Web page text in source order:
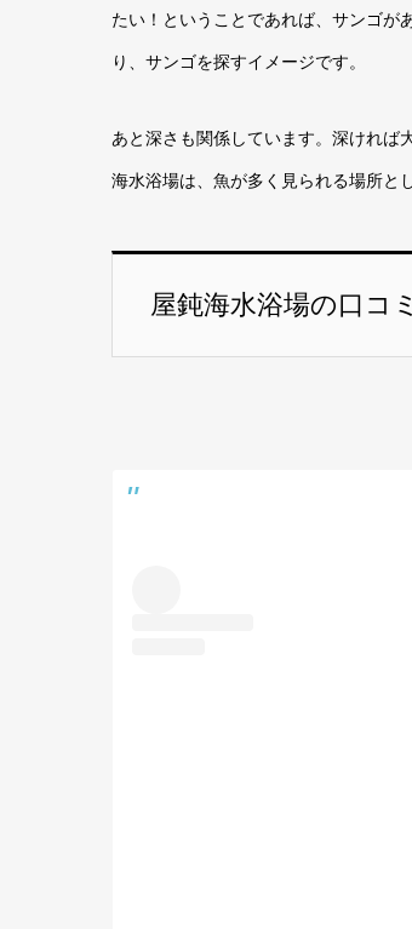
たい！ということであれば、サンゴが
り、サンゴを探すイメージです。
あと深さも関係しています。深ければ
海水浴場は、魚が多く見られる場所と
屋鈍海水浴場の口コミ